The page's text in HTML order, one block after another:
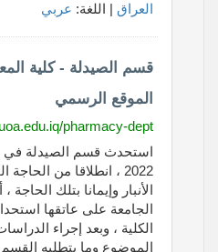
العراق | اللغة: عربي
قسم الصيدلة - كلية
الموقع الرسمي
pharmacy-dept
2022 ، انطلاقا من
الأنبار وإيمانا بتلك
الجامعة على عاتقها
الكلية ، وبعد إجراء
الموضوع وما يتطلبه